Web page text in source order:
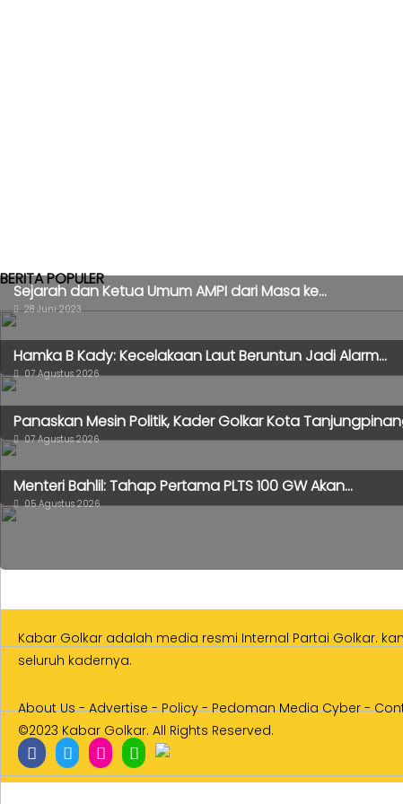
BERITA POPULER
Sejarah dan Ketua Umum AMPI dari Masa ke...
28 Juni 2023
Hamka B Kady: Kecelakaan Laut Beruntun Jadi Alarm...
07 Agustus 2026
Panaskan Mesin Politik, Kader Golkar Kota
07 Agustus 2026
Menteri Bahlil: Tahap Pertama PLTS 100 GW Akan...
05 Agustus 2026
Kabar Golkar adalah media resmi Internal Partai Golkar.
seluruh kadernya.
About Us-Advertise-Policy-Pedoman Media Cyber-
©2023 Kabar Golkar. All Rights Reserved.